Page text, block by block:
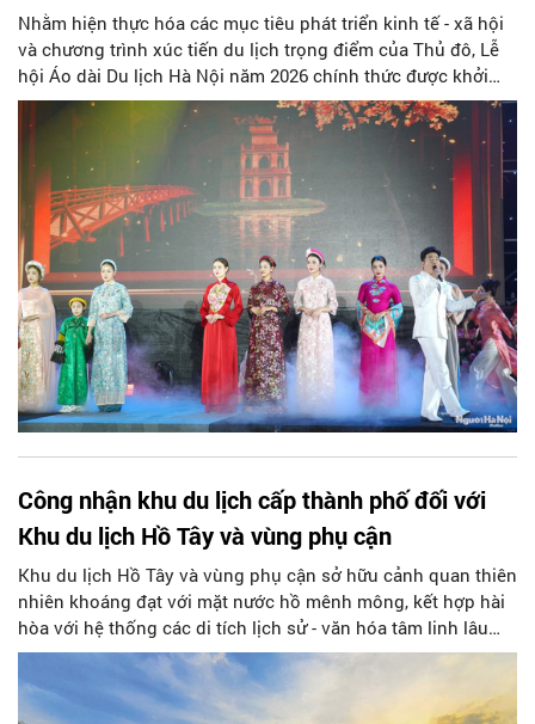
Nhằm hiện thực hóa các mục tiêu phát triển kinh tế - xã hội
và chương trình xúc tiến du lịch trọng điểm của Thủ đô, Lễ
hội Áo dài Du lịch Hà Nội năm 2026 chính thức được khởi
động. Đây là sự kiện văn hóa - du lịch thường niên quy mô
lớn, mang sứ mệnh tôn vinh, bảo tồn giá trị tà áo dài truyền
thống, đồng thời mở ra những chương mới cho sự phát triển
của du lịch Hà Nội nói riêng và Việt Nam nói chung trong
lòng bạn bè quốc tế.
Công nhận khu du lịch cấp thành phố đối với
Khu du lịch Hồ Tây và vùng phụ cận
Khu du lịch Hồ Tây và vùng phụ cận sở hữu cảnh quan thiên
nhiên khoáng đạt với mặt nước hồ mênh mông, kết hợp hài
hòa với hệ thống các di tích lịch sử - văn hóa tâm linh lâu
đời như chùa Trấn Quốc, phủ Tây Hồ và các làng nghề
truyền thống đặc sắc...